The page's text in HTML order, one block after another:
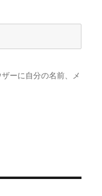
ーに自分の名前、メ